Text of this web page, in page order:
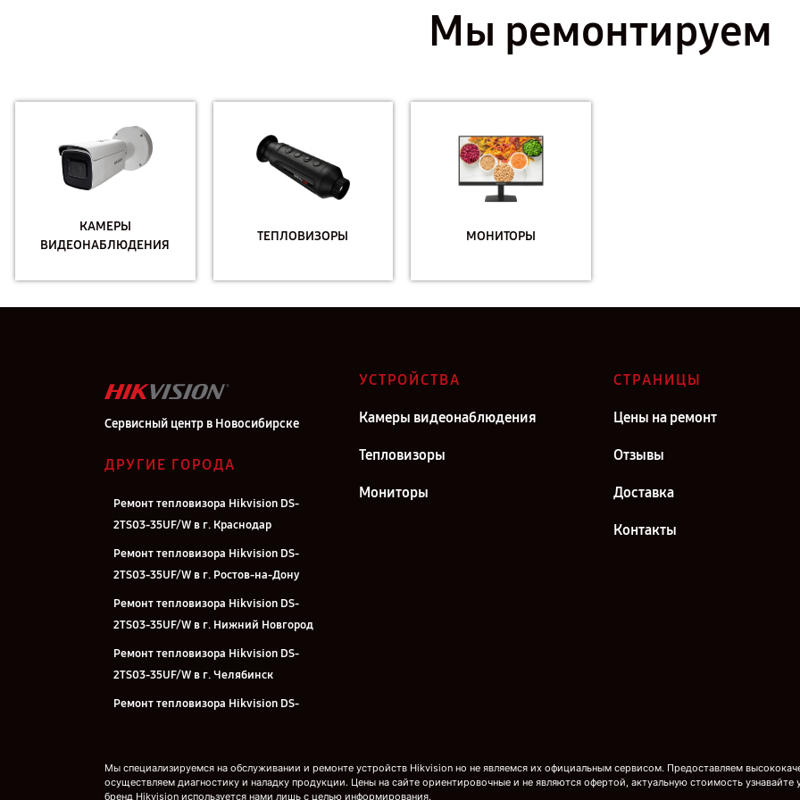
Мы ремонтируем
КАМЕРЫ
ВИДЕОНАБЛЮДЕНИЯ
ТЕПЛОВИЗОРЫ МОНИТОРЫ
Сервисный центр в Новосибирске
ДРУГИЕ ГОРОДА
Ремонт тепловизора Hikvision DS-
2TS03-35UF/W в г. Краснодар
Ремонт тепловизора Hikvision DS-
2TS03-35UF/W в г. Ростов-на-Дону
Ремонт тепловизора Hikvision DS-
2TS03-35UF/W в г. Нижний Новгород
Ремонт тепловизора Hikvision DS-
2TS03-35UF/W в г. Челябинск
Ремонт тепловизора Hikvision DS-
2TS03-35UF/W в г. Казань
УСТРОЙСТВА
Камеры видеонаблюдения
Тепловизоры
Мониторы
СТРАНИЦЫ
Цены на ремонт
Отзывы
Доставка
Контакты
Мы специализируемся на обслуживании и ремонте устройств Hikvision но не являемся их официальным сервисом. Предоставляем
осуществляем диагностику и наладку продукции. Цены на сайте ориентировочные и не являются офертой, актуальную стоимость
бренд Hikvision используется нами лишь с целью информирования.